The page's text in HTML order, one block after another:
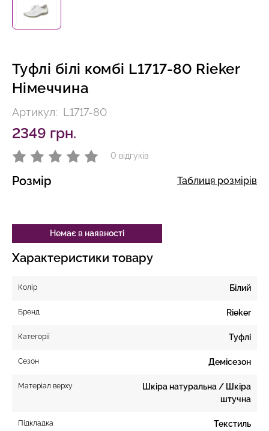
Туфлі білі комбі L1717-80 Rieker
Німеччина
Артикул: L1717-80
2349 грн.
0 відгуків
Розмір Таблиця розмірів
Немає в наявності
Характеристики товару
Колір Білий
Бренд Rieker
Категорії Туфлі
Сезон Демісезон
Матеріал верху
Шкіра натуральна / Шкіра
штучна
Підкладка Текстиль